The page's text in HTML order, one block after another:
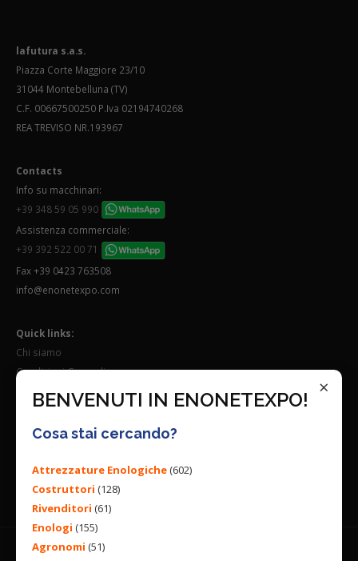
×
BENVENUTI IN ENONETEXPO!
Cosa stai cercando?
Attrezzature Enologiche(602)
Costruttori (128)
Rivenditori (61)
Enologi (155)
Agronomi (51)
lafutura s.a.s.
Piazza Corte Maggiore 23/10
31044 Montebelluna (TV)
C.F. 00667500250 P.Iva 02194740268
REA TREVISO NR.193967
Contacts
Info su macchinari:
+39 348 59 05 990
Assistenza commerciale:
+39 392 522 00 71
Fax +39 0423 763508
info@enonetexpo.com
Quick links:
Chi siamo
Condizioni Generali
Lavora con noi
Seguici su: